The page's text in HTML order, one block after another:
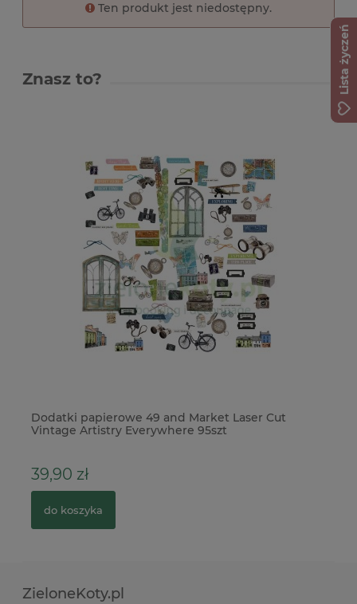
Ten produkt jest niedostępny.
Znasz to?
Dodatki papierowe 49 and Market Laser Cut
Vintage Artistry Everywhere 95szt
39,90 zł
do koszyka
ZieloneKoty.pl
Lista życzeń